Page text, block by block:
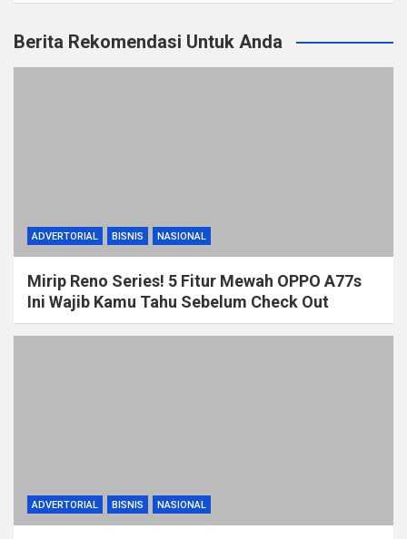
Berita Rekomendasi Untuk Anda
ADVERTORIAL BISNIS NASIONAL
Mirip Reno Series! 5 Fitur Mewah OPPO A77s
Ini Wajib Kamu Tahu Sebelum Check Out
ADVERTORIAL BISNIS NASIONAL